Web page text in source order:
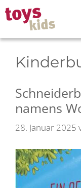
Zum
Inhalt
springen
namens
28. Januar 2025